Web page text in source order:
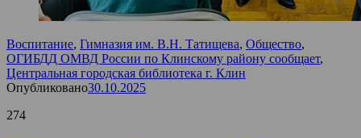
Воспитание, Гимназия им. В.Н. Татищева, Общество,
ОГИБДД ОМВД России по Клинскому району сообщает,
Центральная городская библиотека г. Клин
Опубликовано30.10.2025
274